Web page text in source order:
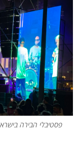
פסטיבלי הבירה